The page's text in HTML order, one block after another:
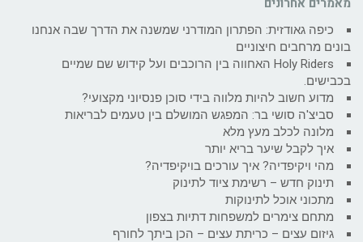
כיפה גאודזית: הפתרון המודרני שמשנה את הדרך שבה אנחנו
בונים מרחבים חיצוניים
Holy Riders האחווה בין הרוכבים ועל קידוש שם שמיים
בכבישים.
מדוע חשוב להיות מלווה בידי סוכן פנסיוני מקצועי?
סביצ'ה סושי בר: המפגש המושלם בין טעמים לבריאות
מלונה לכלב מעץ מלא
איך לקבל שיער בריא יותר
מהי ויקיפדיה? איך עורכים בויקיפדיה?
תינוק חדש – רשימת ציוד לתינוק
מתכוני אוכל לתינוקות
מתחם צימרים למשפחות דתיות בצפון
גיזום עצים – כריתת עצים – הכן ביתך לחורף